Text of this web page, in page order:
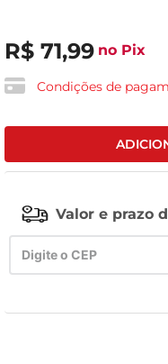
R$ 71,99 no Pix
Condições de
Valor e prazo
leite
vinho